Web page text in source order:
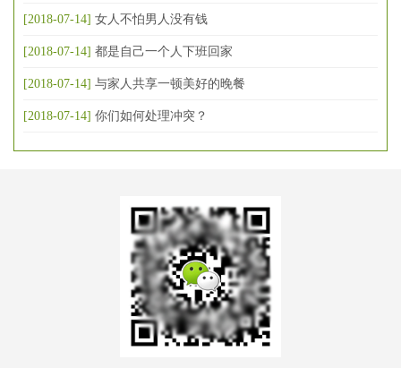
[2018-07-14] 女人不怕男人没有钱
[2018-07-14] 都是自己一个人下班回家
[2018-07-14] 与家人共享一顿美好的晚餐
[2018-07-14] 你们如何处理冲突？